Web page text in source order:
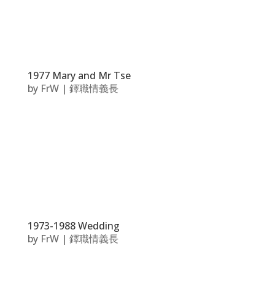
1977 Mary and Mr Tse
by FrW| 鐸職情義長
1973-1988 Wedding
by FrW| 鐸職情義長